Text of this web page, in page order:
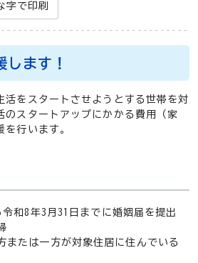
字で印刷
ます！
活をスタートさせようとする世帯を対
のスタートアップにかかる費用（家
行います。
和8年3月31日までに婚姻届を提出
婦
または一方が対象住居に住んでいる